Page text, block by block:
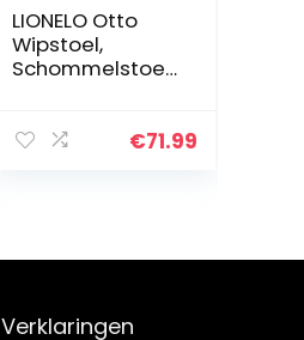
LIONELO Otto
Wipstoel,
Schommelstoel
Natuurgeluiden
hoofdkussen…
€71.99
Verklaringen